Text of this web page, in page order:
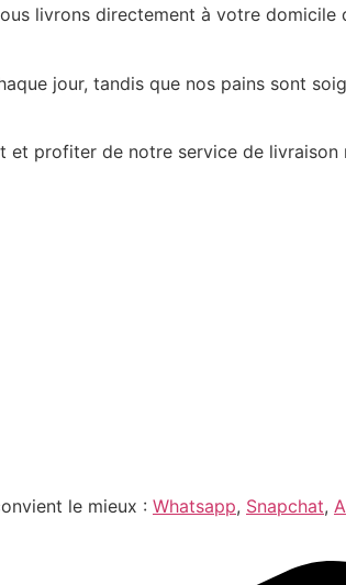
livrons directement à votre domicile
jour, tandis que nos pains sont
et profiter de notre service de livraison
le mieux : Whatsapp, Snapchat,